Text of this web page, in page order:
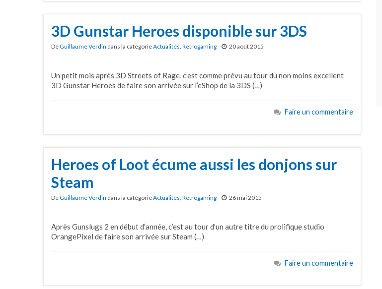
3D Gunstar Heroes disponible sur 3DS
DeGuillaume Verdin dans la catégorieActualités, Retrogaming 20 août 2015
Un petit mois après 3D Streets of Rage, c’est comme prévu au tour du non moins excellent
3D Gunstar Heroes de faire son arrivée sur l’eShop de la 3DS (…)
Faire un commentaire
Heroes of Loot écume aussi les donjons sur
Steam
DeGuillaume Verdin dans la catégorieActualités Retrogaming 26 mai 2015
Après Gunslugs 2 en début d’année, c’est au tour d’un autre titre du prolifique studio
OrangePixel de faire son arrivée sur Steam (…)
Faire un commentaire